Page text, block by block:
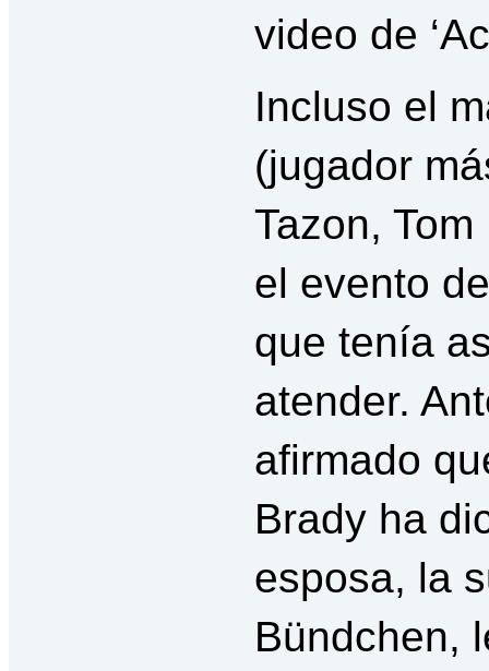
video de
Incluso el
(jugador
Tazon,
el evento
que tenía
atender.
afirmado
Brady ha
esposa, la
Bündchen,